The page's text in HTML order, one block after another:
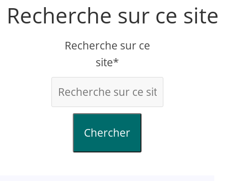
Recherche sur ce site
Recherche sur ce
site*
Chercher